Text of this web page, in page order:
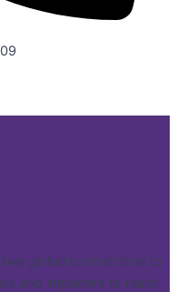
global connections to
and importers to reach